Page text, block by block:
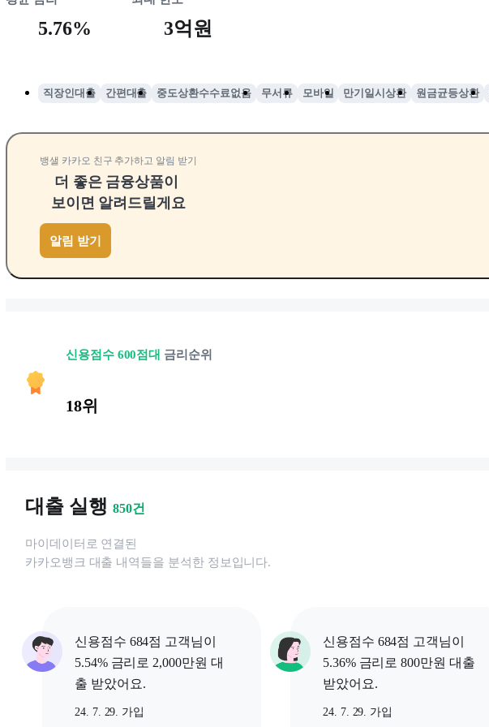
5.76% 3억원
직장인대출 간편대출 중도상환수수료없음 무서류 모바일 만기일시상환 원금균등상환
뱅샐 카카오 친구 추가하고 알림 받기
더 좋은 금융상품이
보이면 알려드릴게요
알림 받기
신용점수 600점대 금리순위
18위
대출 실행 850건
마이데이터로 연결된
카카오뱅크 대출 내역들을 분석한 정보입니다.
신용점수 684점 고객님이
5.54% 금리로 2,000만원 대
출 받았어요.
24. 7. 29. 가입
신용점수 684점 고객님이
5.36% 금리로 800만원 대출
받았어요.
24. 7. 29. 가입